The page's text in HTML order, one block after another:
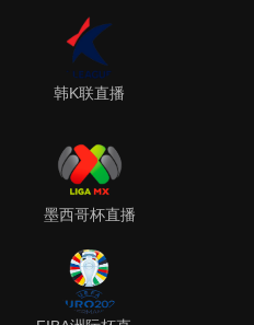
韩K联直播
墨西哥杯直播